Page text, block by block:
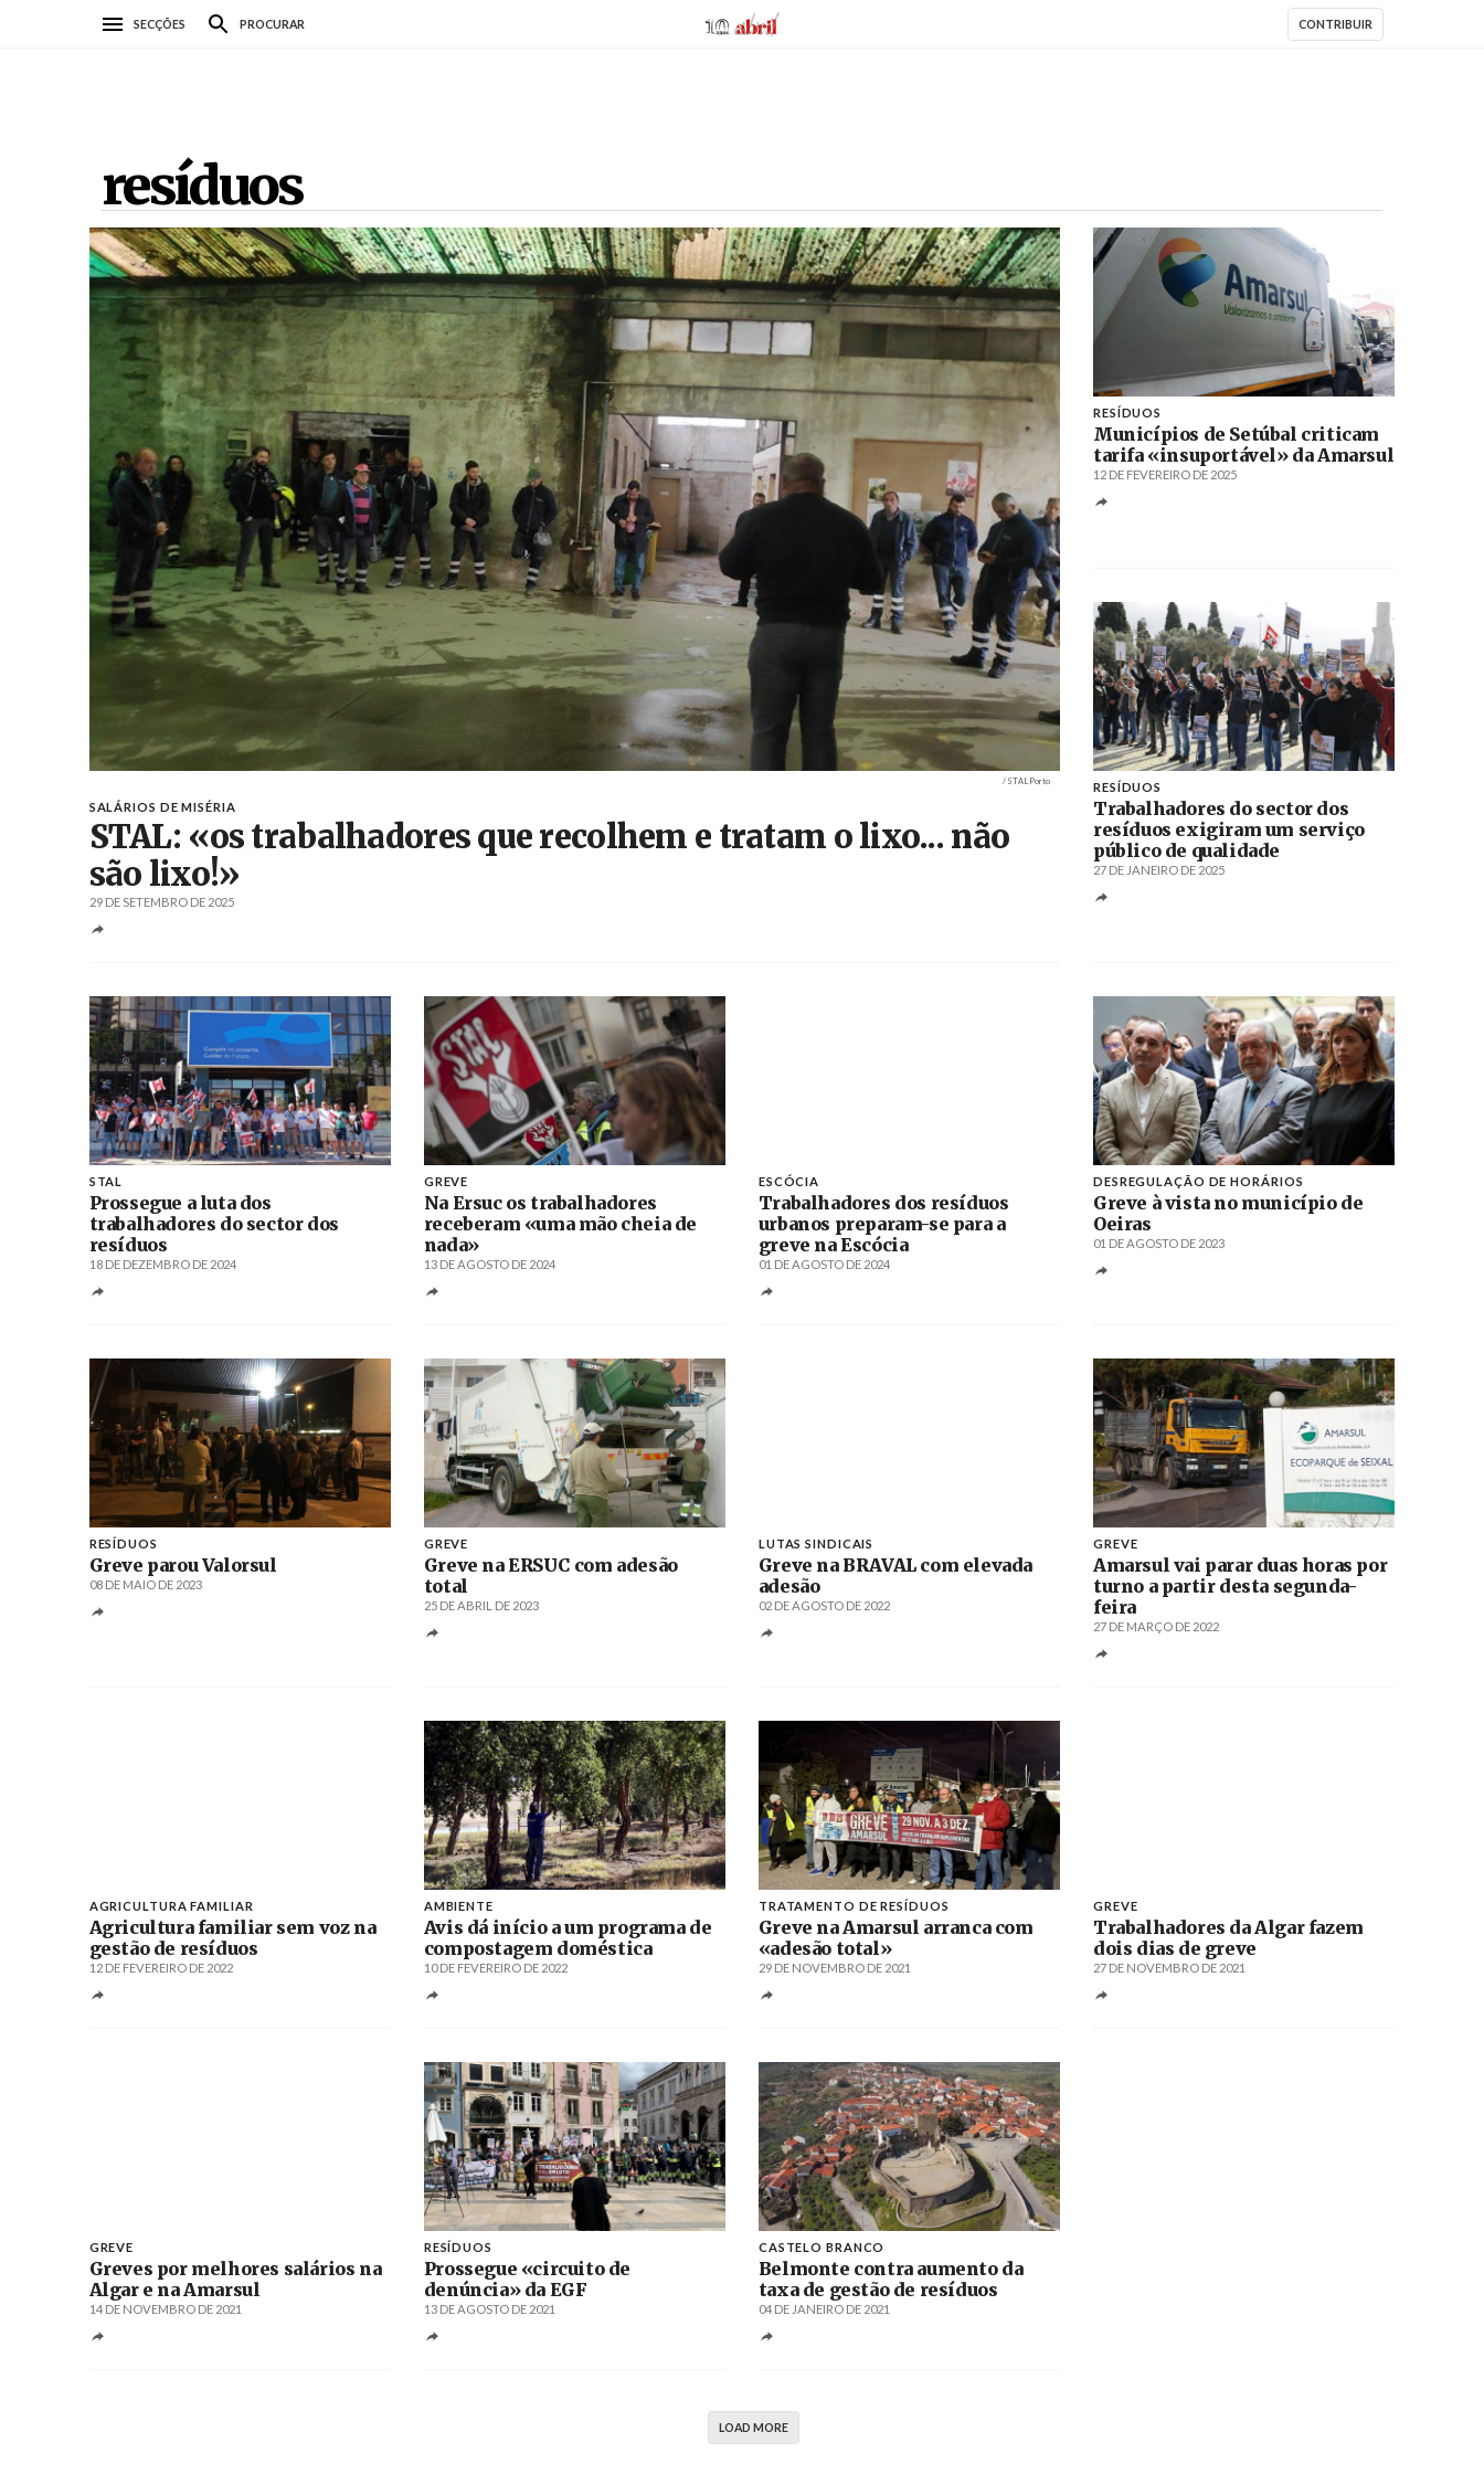
SECÇÕES PROCURAR AbrilAbril CONTRIBUIR
resíduos
Créditos
/ STAL Porto
SALÁRIOS DE MISÉRIA
STAL: «os trabalhadores que recolhem e tratam o lixo... não
são lixo!»
29 DE SETEMBRO DE 2025
RESÍDUOS
Municípios de Setúbal criticam
tarifa «insuportável» da Amarsul
12 DE FEVEREIRO DE 2025
RESÍDUOS
Trabalhadores do sector dos
resíduos exigiram um serviço
público de qualidade
27 DE JANEIRO DE 2025
STAL
Prossegue a luta dos
trabalhadores do sector dos
resíduos
18 DE DEZEMBRO DE 2024
GREVE
Na Ersuc os trabalhadores
receberam «uma mão cheia de
nada»
13 DE AGOSTO DE 2024
ESCÓCIA
Trabalhadores dos resíduos
urbanos preparam-se para a
greve na Escócia
01 DE AGOSTO DE 2024
DESREGULAÇÃO DE HORÁRIOS
Greve à vista no município de
Oeiras
01 DE AGOSTO DE 2023
RESÍDUOS
Greve parou Valorsul
08 DE MAIO DE 2023
GREVE
Greve na ERSUC com adesão
total
25 DE ABRIL DE 2023
LUTAS SINDICAIS
Greve na BRAVAL com elevada
adesão
02 DE AGOSTO DE 2022
GREVE
Amarsul vai parar duas horas por
turno a partir desta segunda-
feira
27 DE MARÇO DE 2022
AGRICULTURA FAMILIAR
Agricultura familiar sem voz na
gestão de resíduos
12 DE FEVEREIRO DE 2022
AMBIENTE
Avis dá início a um programa de
compostagem doméstica
10 DE FEVEREIRO DE 2022
TRATAMENTO DE RESÍDUOS
Greve na Amarsul arranca com
«adesão total»
29 DE NOVEMBRO DE 2021
GREVE
Trabalhadores da Algar fazem
dois dias de greve
27 DE NOVEMBRO DE 2021
GREVE
Greves por melhores salários na
Algar e na Amarsul
14 DE NOVEMBRO DE 2021
RESÍDUOS
Prossegue «circuito de
denúncia» da EGF
13 DE AGOSTO DE 2021
CASTELO BRANCO
Belmonte contra aumento da
taxa de gestão de resíduos
04 DE JANEIRO DE 2021
LOAD MORE